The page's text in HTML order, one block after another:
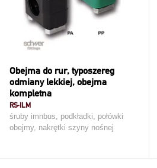
Obejma do rur, typoszereg
odmiany lekkiej, obejma
kompletna
RS-ILM
śruby imnbus, podkładki, połówki
obejmy, nakrętki szyny nośnej